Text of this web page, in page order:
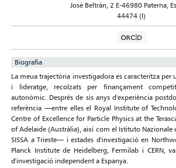
José Beltrán, 2 E-46980 Paterna,
44474 (I)
Biografia
La meua trajectòria investigadora es caracteritza per
i lideratge, recolzats per finançament
autonòmic. Després de sis anys d'experiència
referència —entre elles el Royal Institute of
Centre of Excellence for Particle Physics at the
of Adelaide (Austràlia), així com el Istituto Nazionale
SISSA a Trieste— i estades d'investigació en
Planck Institute de Heidelberg, Fermilab i CERN,
d'investigació independent a Espanya.